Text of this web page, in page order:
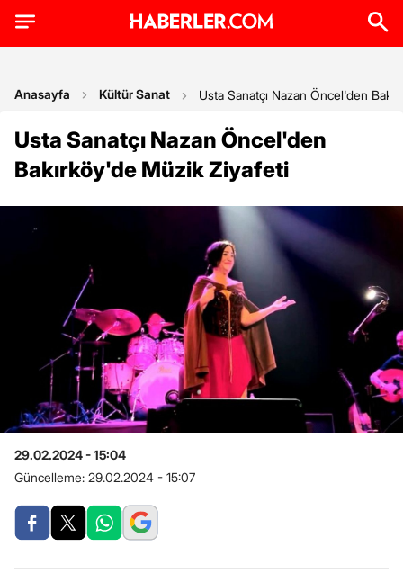
Anasayfa Kültür Sanat Usta Sanatçı Nazan Öncel'den
Usta Sanatçı Nazan Öncel'den
Bakırköy'de Müzik Ziyafeti
29.02.2024 - 15:04
Güncelleme: 29.02.2024 - 15:07